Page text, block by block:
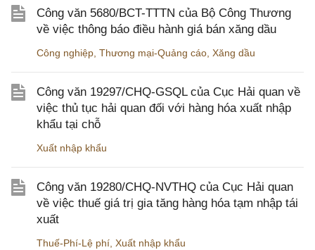
Công văn 5680/BCT-TTTN của Bộ Công Thương
về việc thông báo điều hành giá bán xăng dầu
Công nghiệp Thương mại-Quảng cáo Xăng dầu
Công văn 19297/CHQ-GSQL của Cục Hải quan về
việc thủ tục hải quan đối với hàng hóa xuất nhập
khẩu tại chỗ
Xuất nhập khẩu
Công văn 19280/CHQ-NVTHQ của Cục Hải quan
về việc thuế giá trị gia tăng hàng hóa tạm nhập tái
xuất
Thuế-Phí-Lệ phí Xuất nhập khẩu